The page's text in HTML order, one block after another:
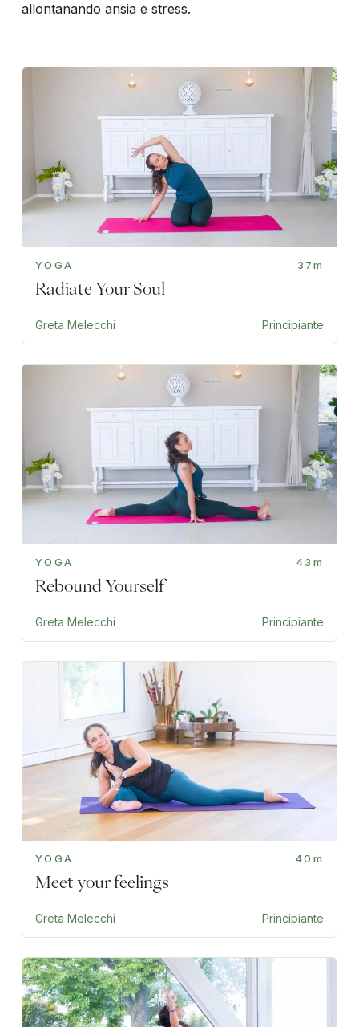
allontanando ansia e stress.
YOGA 37m
Radiate Your Soul
Greta Melecchi Principiante
YOGA 43m
Rebound Yourself
Greta Melecchi Principiante
YOGA 40m
Meet your feelings
Greta Melecchi Principiante